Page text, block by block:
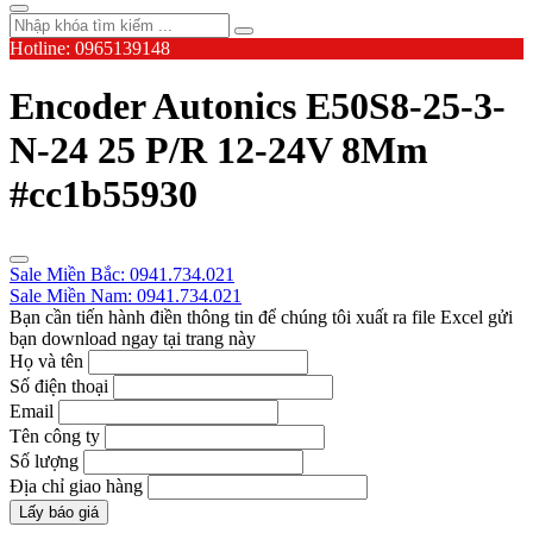
Hotline: 0965139148
Encoder Autonics E50S8-25-3-
N-24 25 P/R 12-24V 8Mm
#cc1b55930
Sale Miền Bắc: 0941.734.021
Sale Miền Nam: 0941.734.021
Bạn cần tiến hành điền thông tin để chúng tôi xuất ra file Excel gửi
bạn download ngay tại trang này
Họ và tên
Số điện thoại
Email
Tên công ty
Số lượng
Địa chỉ giao hàng